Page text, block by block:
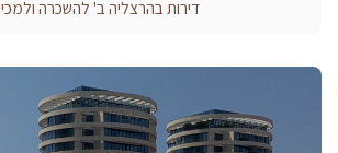
דירות בהרצליה ב' להשכרה ולמכירה